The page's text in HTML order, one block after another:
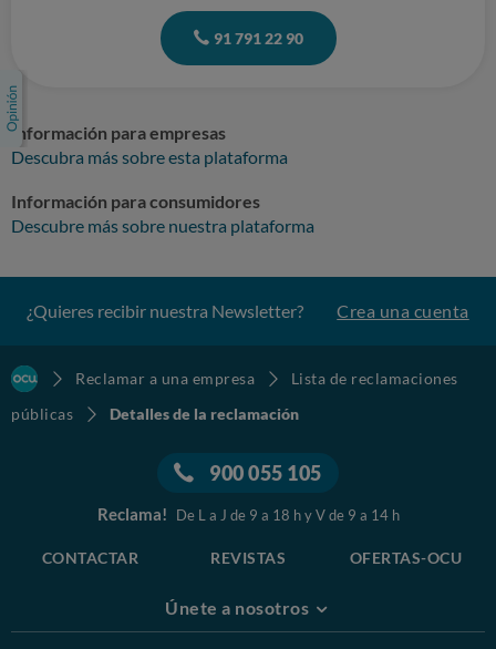
91 791 22 90
Información para empresas
Descubra más sobre esta plataforma
Información para consumidores
Descubre más sobre nuestra plataforma
¿Quieres recibir nuestra Newsletter? Crea una cuenta
Reclamar a una empresa
Lista de reclamaciones
públicas
Detalles de la reclamación
900 055 105
Reclama! De L a J de 9 a 18 h y V de 9 a 14 h
CONTACTAR REVISTAS OFERTAS-OCU
Únete a nosotros